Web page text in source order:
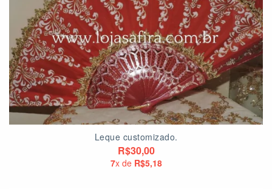
Leque customizado.
R$30,00
7x de R$5,18